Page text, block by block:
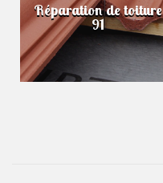
Réparation de toiture
91